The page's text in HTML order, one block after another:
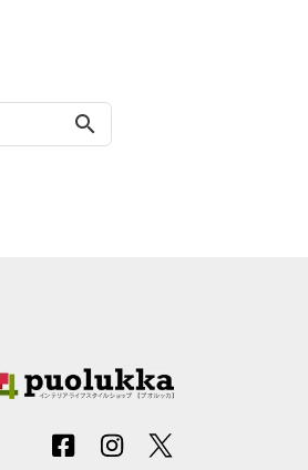
search